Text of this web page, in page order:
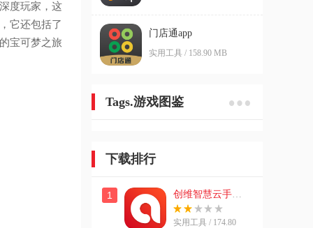
度玩家，这
它还包括了
宝可梦之旅
门店通app
实用工具 / 158.90 MB
Tags.游戏图鉴
下载排行
1 创维智慧云手机版
实用工具 / 174.80